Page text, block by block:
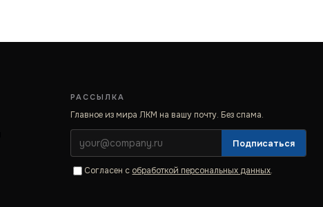
РАССЫЛКА
Главное из мира ЛКМ на вашу почту. Без спама.
Подписаться
Согласен с обработкой персональных данных.